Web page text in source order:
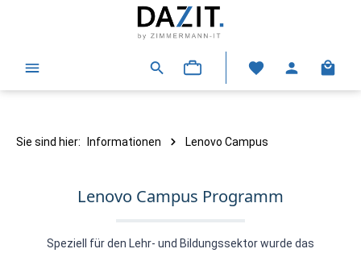
Sie sind hier: Informationen Lenovo Campus
Lenovo Campus Programm
Speziell für den Lehr- und Bildungssektor wurde das